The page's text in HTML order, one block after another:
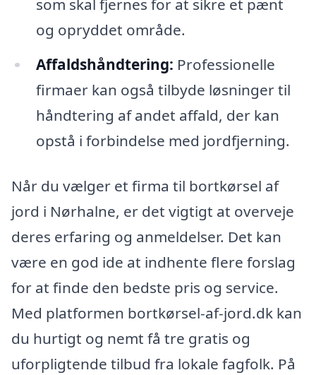
som skal fjernes for at sikre et pænt
og opryddet område.
Affaldshåndtering: Professionelle
firmaer kan også tilbyde løsninger til
håndtering af andet affald, der kan
opstå i forbindelse med jordfjerning.
Når du vælger et firma til bortkørsel af
jord i Nørhalne, er det vigtigt at overveje
deres erfaring og anmeldelser. Det kan
være en god ide at indhente flere forslag
for at finde den bedste pris og service.
Med platformen bortkørsel-af-jord.dk kan
du hurtigt og nemt få tre gratis og
uforpligtende tilbud fra lokale fagfolk. På